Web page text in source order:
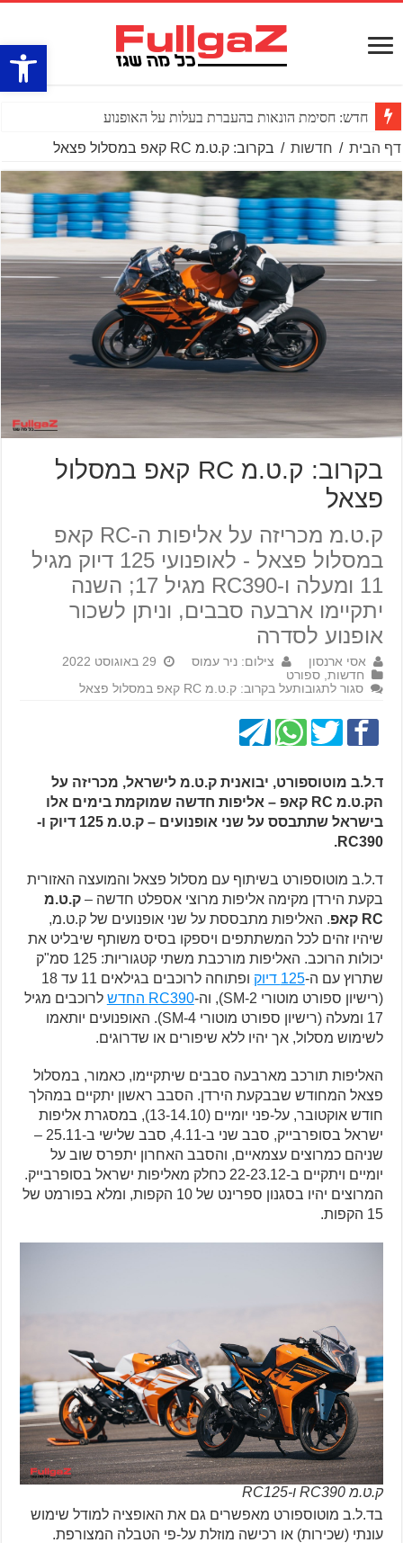
פתח
חדש: חסימת הונאות בהעברת בעלות על האופנוע
דף הבית / חדשות / בקרוב: ק.ט.מ RC קאפ במסלול פצאל
בקרוב: ק.ט.מ RC קאפ במסלול
פצאל
ק.ט.מ מכריזה על אליפות ה-RC קאפ
במסלול פצאל - לאופנועי 125 דיוק מגיל
11 ומעלה ו-RC390 מגיל 17; השנה
יתקיימו ארבעה סבבים, וניתן לשכור
אופנוע לסדרה
אסי ארנסון צילום: ניר עמוס
29 באוגוסט 2022
חדשות ,ספורט
סגור לתגובותעל בקרוב: ק.ט.מ RC קאפ במסלול פצאל
ד.ל.ב מוטוספורט, יבואנית ק.ט.מ לישראל, מכריזה על
הק.ט.מ RC קאפ – אליפות חדשה שמוקמת בימים אלו
בישראל שתתבסס על שני אופנועים – ק.ט.מ 125 דיוק ו-
RC390.
ד.ל.ב מוטוספורט בשיתוף עם מסלול פצאל והמועצה האזורית
בקעת הירדן מקימה אליפות מרוצי אספלט חדשה –ק.ט.מ
RC קאפ
. האליפות מתבססת על שני אופנועים של ק.ט.מ,
שיהיו זהים לכל המשתתפים ויספקו בסיס משותף שיבליט את
יכולות הרוכב. האליפות מורכבת משתי קטגוריות: 125 סמ"ק
שתרוץ עם ה-125 דיוק
ופתוחה לרוכבים בגילאים 11 עד 18
(רישיון ספורט מוטורי SM-2), וה-
RC390 החדש
לרוכבים מגיל
17 ומעלה (רישיון ספורט מוטורי SM-4). האופנועים יותאמו
לשימוש מסלול, אך יהיו ללא שיפורים או שדרוגים.
האליפות תורכב מארבעה סבבים שיתקיימו, כאמור, במסלול
פצאל המחודש שבבקעת הירדן. הסבב ראשון יתקיים במהלך
חודש אוקטובר, על-פני יומיים (13-14.10), במסגרת אליפות
ישראל בסופרבייק, סבב שני ב-4.11, סבב שלישי ב-25.11 –
שניהם כמרוצים עצמאיים, והסבב האחרון יתפרס שוב על
יומיים ויתקיים ב-22-23.12 כחלק מאליפות ישראל בסופרבייק.
המרוצים יהיו בסגנון ספרינט של 10 הקפות, ומלא בפורמט של
15 הקפות.
ק.ט.מ RC390 ו-RC125
בד.ל.ב מוטוספורט מאפשרים גם את האופציה למודל שימוש
עונתי (שכירות) או רכישה מוזלת על-פי הטבלה המצורפת.